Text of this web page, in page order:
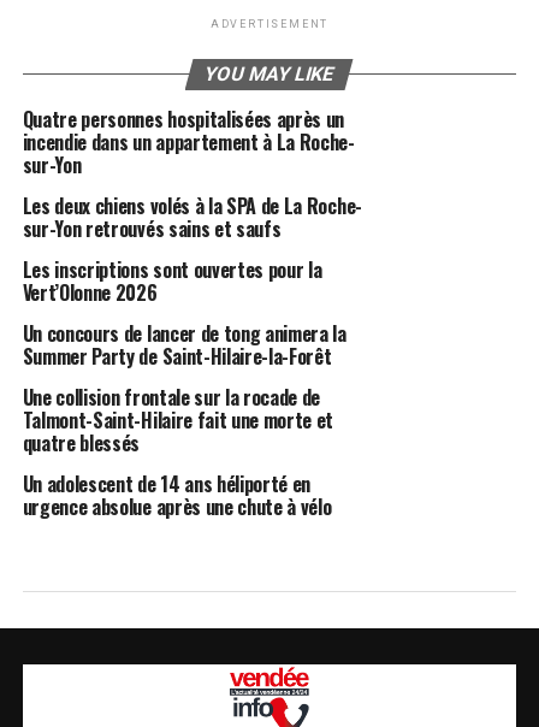
ADVERTISEMENT
YOU MAY LIKE
Quatre personnes hospitalisées après un
incendie dans un appartement à La Roche-
sur-Yon
Les deux chiens volés à la SPA de La Roche-
sur-Yon retrouvés sains et saufs
Les inscriptions sont ouvertes pour la
Vert’Olonne 2026
Un concours de lancer de tong animera la
Summer Party de Saint-Hilaire-la-Forêt
Une collision frontale sur la rocade de
Talmont-Saint-Hilaire fait une morte et
quatre blessés
Un adolescent de 14 ans héliporté en
urgence absolue après une chute à vélo